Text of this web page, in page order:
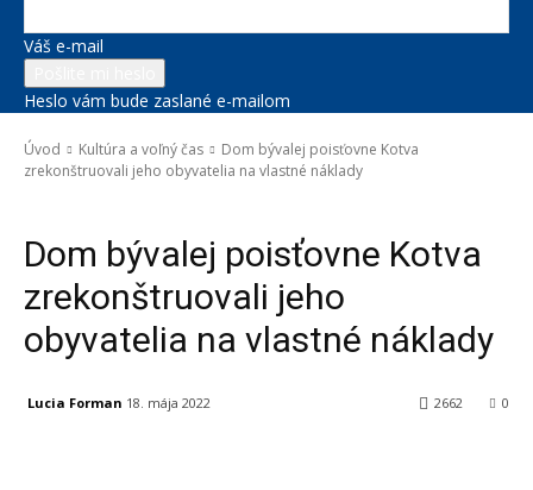
Váš e-mail
Heslo vám bude zaslané e-mailom
Úvod Kultúra a voľný čas
Dom bývalej poisťovne Kotva
zrekonštruovali jeho obyvatelia na vlastné náklady
Dom bývalej poisťovne Kotva
zrekonštruovali jeho
obyvatelia na vlastné náklady
Lucia Forman 18. mája 2022 0
2662